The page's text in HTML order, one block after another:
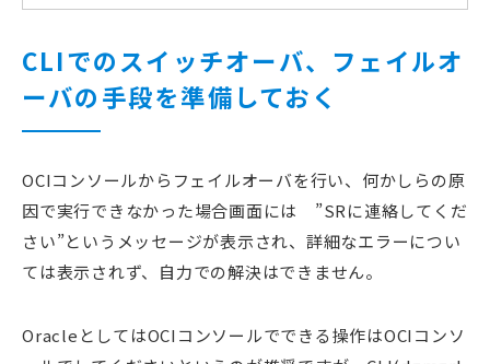
CLIでのスイッチオーバ、フェイルオ
ーバの手段を準備しておく
OCIコンソールからフェイルオーバを行い、何かしらの原
因で実行できなかった場合画面には ”SRに連絡してくだ
さい”というメッセージが表示され、詳細なエラーについ
ては表示されず、自力での解決はできません。
OracleとしてはOCIコンソールでできる操作はOCIコンソ